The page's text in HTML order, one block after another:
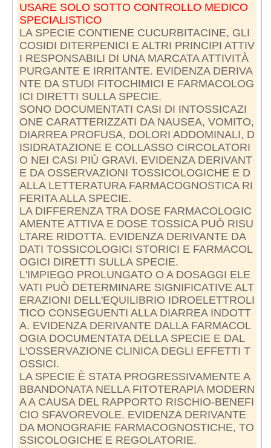
USARE SOLO SOTTO CONTROLLO MEDICO
SPECIALISTICO
LA SPECIE CONTIENE CUCURBITACINE, GLI
COSIDI DITERPENICI E ALTRI PRINCIPI ATTIV
I RESPONSABILI DI UNA MARCATA ATTIVITÀ
PURGANTE E IRRITANTE. EVIDENZA DERIVA
NTE DA STUDI FITOCHIMICI E FARMACOLOG
ICI DIRETTI SULLA SPECIE.
SONO DOCUMENTATI CASI DI INTOSSICAZI
ONE CARATTERIZZATI DA NAUSEA, VOMITO,
DIARREA PROFUSA, DOLORI ADDOMINALI, D
ISIDRATAZIONE E COLLASSO CIRCOLATORI
O NEI CASI PIÙ GRAVI. EVIDENZA DERIVANT
E DA OSSERVAZIONI TOSSICOLOGICHE E D
ALLA LETTERATURA FARMACOGNOSTICA RI
FERITA ALLA SPECIE.
LA DIFFERENZA TRA DOSE FARMACOLOGIC
AMENTE ATTIVA E DOSE TOSSICA PUÒ RISU
LTARE RIDOTTA. EVIDENZA DERIVANTE DA
DATI TOSSICOLOGICI STORICI E FARMACOL
OGICI DIRETTI SULLA SPECIE.
L'IMPIEGO PROLUNGATO O A DOSAGGI ELE
VATI PUÒ DETERMINARE SIGNIFICATIVE ALT
ERAZIONI DELL'EQUILIBRIO IDROELETTROLI
TICO CONSEGUENTI ALLA DIARREA INDOTT
A. EVIDENZA DERIVANTE DALLA FARMACOL
OGIA DOCUMENTATA DELLA SPECIE E DAL
L'OSSERVAZIONE CLINICA DEGLI EFFETTI T
OSSICI.
LA SPECIE È STATA PROGRESSIVAMENTE A
BBANDONATA NELLA FITOTERAPIA MODERN
A A CAUSA DEL RAPPORTO RISCHIO-BENEFI
CIO SFAVOREVOLE. EVIDENZA DERIVANTE
DA MONOGRAFIE FARMACOGNOSTICHE, TO
SSICOLOGICHE E REGOLATORIE.